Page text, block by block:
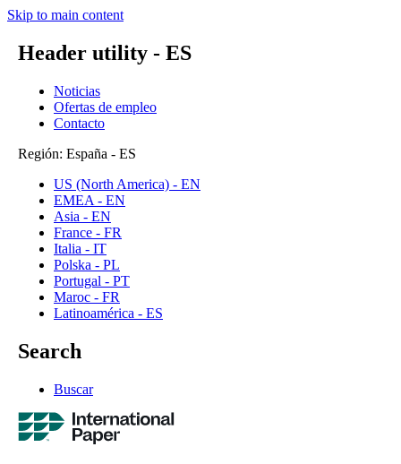
Skip to main content
Header utility - ES
Noticias
Ofertas de empleo
Contacto
Región: España - ES
US (North America) - EN
EMEA - EN
Asia - EN
France - FR
Italia - IT
Polska - PL
Portugal - PT
Maroc - FR
Latinoamérica - ES
Search
Buscar